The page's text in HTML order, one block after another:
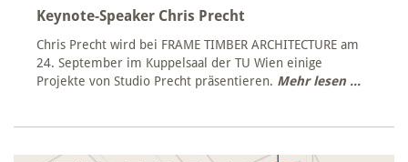
Keynote-Speaker Chris Precht
Chris Precht wird bei FRAME TIMBER ARCHITECTURE am
24. September im Kuppelsaal der TU Wien einige
Projekte von Studio Precht präsentieren. Mehr lesen ...